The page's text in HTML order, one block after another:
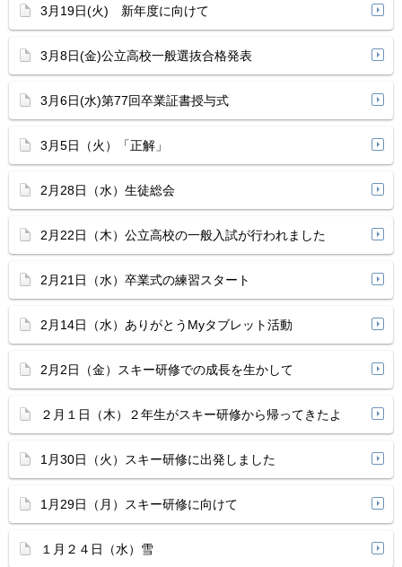
3月19日(火) 新年度に向けて
3月8日(金)公立高校一般選抜合格発表
3月6日(水)第77回卒業証書授与式
3月5日（火）「正解」
2月28日（水）生徒総会
2月22日（木）公立高校の一般入試が行われました
2月21日（水）卒業式の練習スタート
2月14日（水）ありがとうMyタブレット活動
2月2日（金）スキー研修での成長を生かして
２月１日（木）２年生がスキー研修から帰ってきたよ
1月30日（火）スキー研修に出発しました
1月29日（月）スキー研修に向けて
１月２４日（水）雪